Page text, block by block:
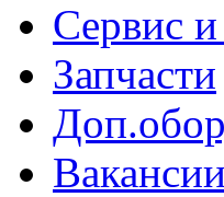
Сервис
Запчасти
Вакансии